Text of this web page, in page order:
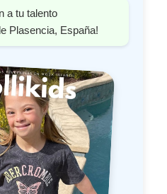
a tu talento
Plasencia, España!